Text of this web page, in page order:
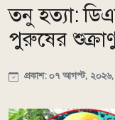
তনু হত্যা:
পুরুষের
প্রকাশ: ০৭ আগস্ট,